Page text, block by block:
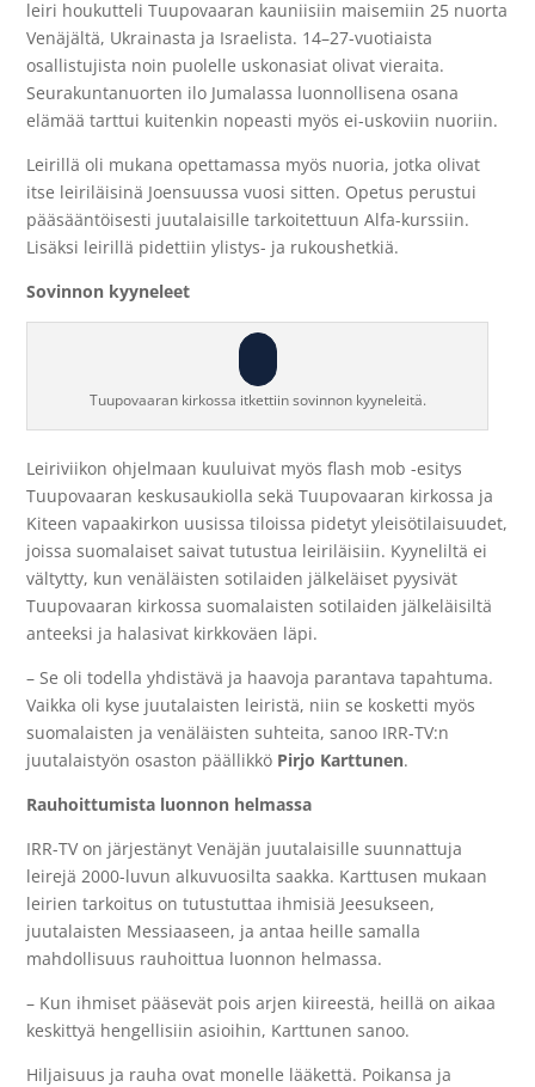
leiri houkutteli Tuupovaaran kauniisiin maisemiin 25 nuorta
Venäjältä, Ukrainasta ja Israelista. 14–27-vuotiaista
osallistujista noin puolelle uskonasiat olivat vieraita.
Seurakuntanuorten ilo Jumalassa luonnollisena osana
elämää tarttui kuitenkin nopeasti myös ei-uskoviin nuoriin.
Leirillä oli mukana opettamassa myös nuoria, jotka olivat
itse leiriläisinä Joensuussa vuosi sitten. Opetus perustui
pääsääntöisesti juutalaisille tarkoitettuun Alfa-kurssiin.
Lisäksi leirillä pidettiin ylistys- ja rukoushetkiä.
Sovinnon kyyneleet
Tuupovaaran kirkossa itkettiin sovinnon kyyneleitä.
Leiriviikon ohjelmaan kuuluivat myös flash mob -esitys
Tuupovaaran keskusaukiolla sekä Tuupovaaran kirkossa ja
Kiteen vapaakirkon uusissa tiloissa pidetyt yleisötilaisuudet,
joissa suomalaiset saivat tutustua leiriläisiin. Kyyneliltä ei
vältytty, kun venäläisten sotilaiden jälkeläiset pyysivät
Tuupovaaran kirkossa suomalaisten sotilaiden jälkeläisiltä
anteeksi ja halasivat kirkkoväen läpi.
– Se oli todella yhdistävä ja haavoja parantava tapahtuma.
Vaikka oli kyse juutalaisten leiristä, niin se kosketti myös
suomalaisten ja venäläisten suhteita, sanoo IRR-TV:n
juutalaistyön osaston päällikkö Pirjo Karttunen.
Rauhoittumista luonnon helmassa
IRR-TV on järjestänyt Venäjän juutalaisille suunnattuja
leirejä 2000-luvun alkuvuosilta saakka. Karttusen mukaan
leirien tarkoitus on tutustuttaa ihmisiä Jeesukseen,
juutalaisten Messiaaseen, ja antaa heille samalla
mahdollisuus rauhoittua luonnon helmassa.
– Kun ihmiset pääsevät pois arjen kiireestä, heillä on aikaa
keskittyä hengellisiin asioihin, Karttunen sanoo.
Hiljaisuus ja rauha ovat monelle lääkettä. Poikansa ja